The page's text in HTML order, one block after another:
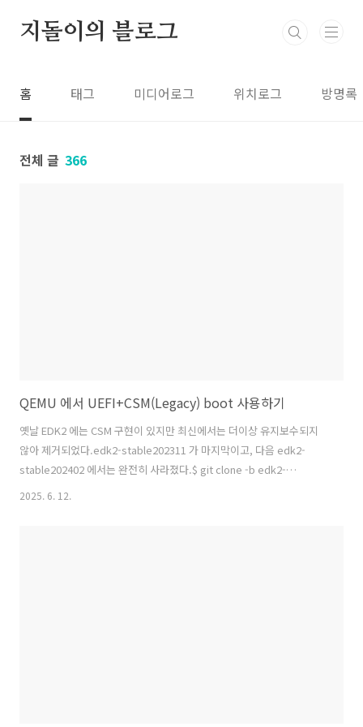
지돌이의 블로그
홈 태그 미디어로그 위치로그 방명록
전체 글 366
QEMU 에서 UEFI+CSM(Legacy) boot 사용하기
옛날 EDK2 에는 CSM 구현이 있지만 최신에서는 더이상 유지보수되지
않아 제거되었다.edk2-stable202311 가 마지막이고, 다음 edk2-
stable202402 에서는 완전히 사라졌다.$ git clone -b edk2-
stable202311 https://github.com/tianocore/edk2# SEABIOS 빌
2025. 6. 12.